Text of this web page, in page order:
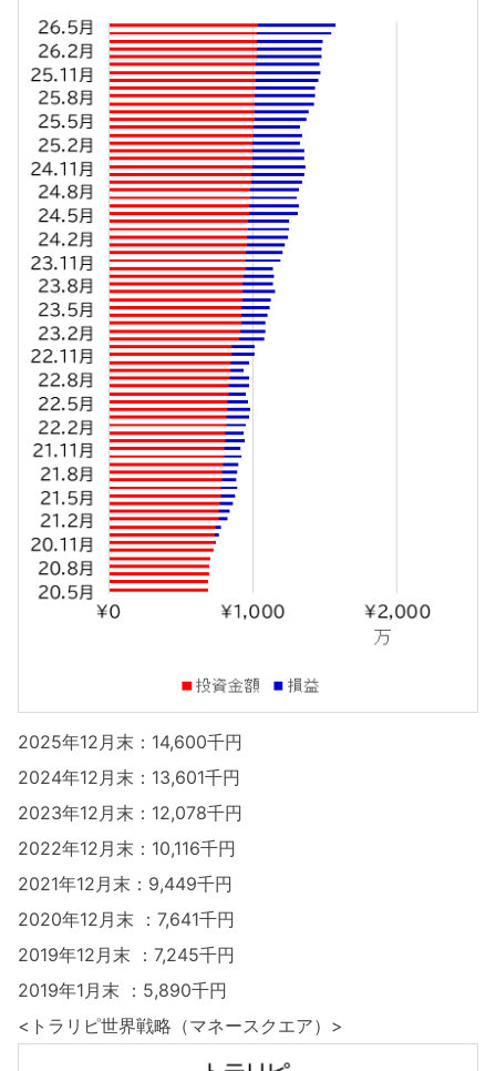
2025年12月末：14,600千円
2024年12月末：13,601千円
2023年12月末：12,078千円
2022年12月末：10,116千円
2021年12月末：9,449千円
2020年12月末 ：7,641千円
2019年12月末 ：7,245千円
2019年1月末 ：5,890千円
<トラリピ世界戦略（マネースクエア）>